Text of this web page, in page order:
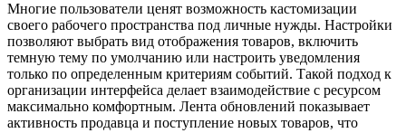
Многие пользователи ценят возможность кастомизации
своего рабочего пространства под личные нужды. Настройки
позволяют выбрать вид отображения товаров, включить
темную тему по умолчанию или настроить уведомления
только по определенным критериям событий. Такой подход к
организации интерфейса делает взаимодействие с ресурсом
максимально комфортным. Лента обновлений показывает
активность продавца и поступление новых товаров, что